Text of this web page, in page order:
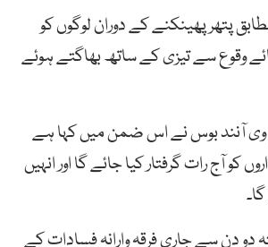
پتھر پھینکنے کے دوران لوگوں کو
وقوع سے تیزی کے ساتھ بھاگتے ہوئے
وی آنند بوس نے اس ضمن میں کہا ہے
کو آج رات گرفتار کیا جائے گا اور انہیں
دن سے جاری فرقہ وارانہ فسادات کے